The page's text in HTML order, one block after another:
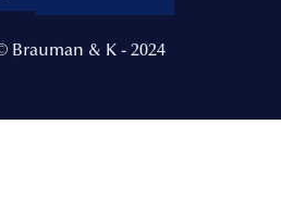
Brauman & K - 2024